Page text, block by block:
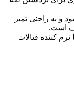
و به راحتی تمیز
است.
کننده فتالات